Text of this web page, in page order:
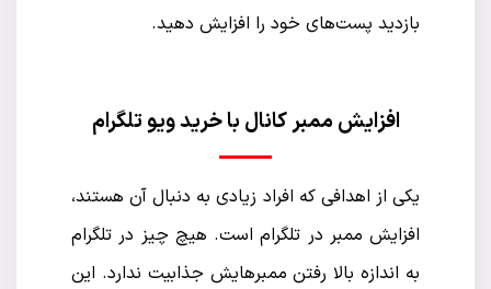
بازدید پست‌های خود را افزایش دهید.
افزایش ممبر کانال با خرید ویو تلگرام
یکی از اهدافی که افراد زیادی به دنبال آن هستند،
افزایش ممبر در تلگرام است. هیچ چیز در تلگرام
به اندازه بالا رفتن ممبرهایش جذابیت ندارد. این